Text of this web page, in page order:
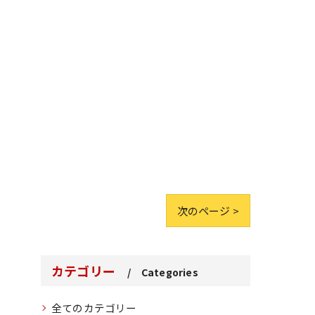
次のページ >
カテゴリー Categories
全てのカテゴリー